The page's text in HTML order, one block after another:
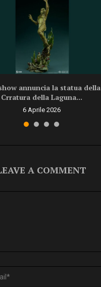
annuncia la statua della
Crratura della Laguna...
6 Aprile 2026
A COMMENT